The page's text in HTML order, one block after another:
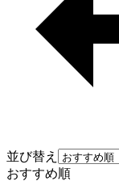
並び替え
おすすめ順